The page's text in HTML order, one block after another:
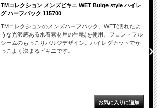
TMコレクション メンズビキニ WET Bulge style ハイレ
グ ハーフバック 115700
TMコレクションのメンズハーフバック。WET(濡れたよ
うな光沢感ある水着素材用の生地)を使用。フロントフル
シームのもっこりバルジデザイン。ハイレグカットでか
っこよく決まるビキニです。